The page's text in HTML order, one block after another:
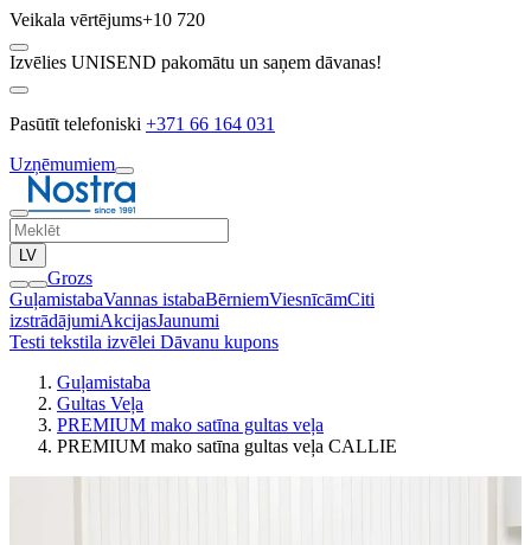
Veikala vērtējums+10 720
Izvēlies UNISEND pakomātu un saņem dāvanas!
Pasūtīt telefoniski +371 66 164 031
Uzņēmumiem
LV
Grozs
GuļamistabaVannas istabaBērniemViesnīcāmCiti
izstrādājumiAkcijasJaunumi
Testi tekstila izvēlei Dāvanu kupons
Guļamistaba
Gultas Veļa
PREMIUM mako satīna gultas veļa
PREMIUM mako satīna gultas veļa CALLIE